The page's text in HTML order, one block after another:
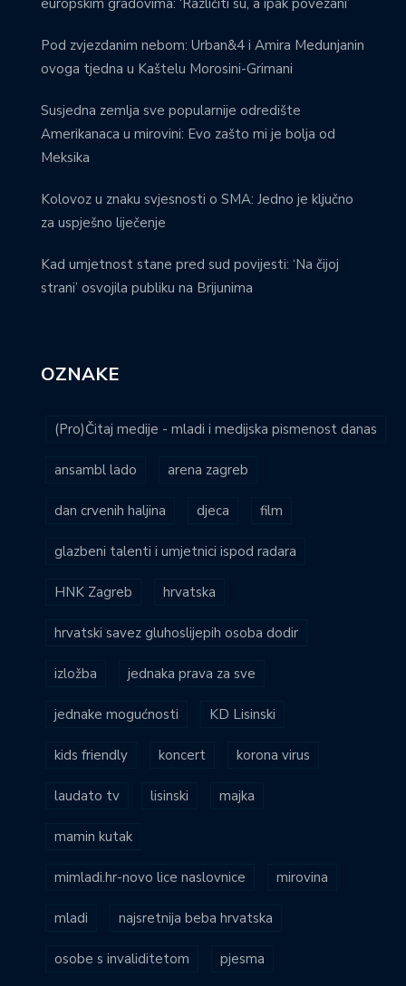
Pod zvjezdanim nebom: Urban&4 i Amira Medunjanin
ovoga tjedna u Kaštelu Morosini-Grimani
Susjedna zemlja sve popularnije odredište
Amerikanaca u mirovini: Evo zašto mi je bolja od
Meksika
Kolovoz u znaku svjesnosti o SMA: Jedno je ključno
za uspješno liječenje
Kad umjetnost stane pred sud povijesti: ‘Na čijoj
strani’ osvojila publiku na Brijunima
OZNAKE
(Pro)Čitaj medije - mladi i medijska pismenost danas
ansambl lado arena zagreb
dan crvenih haljina djeca film
glazbeni talenti i umjetnici ispod radara
HNK Zagreb hrvatska
hrvatski savez gluhoslijepih osoba dodir
izložba jednaka prava za sve
jednake mogućnosti KD Lisinski
kids friendly koncert korona virus
laudato tv lisinski majka
mamin kutak
mimladi.hr-novo lice naslovnice mirovina
mladi najsretnija beba hrvatska
osobe s invaliditetom pjesma